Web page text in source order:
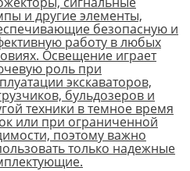
и другие элементы,
безопасную и
работу в любых
Освещение играет
роль при
экскаваторов,
бульдозеров и
техники в темное время
или при ограниченной
поэтому важно
только надежные